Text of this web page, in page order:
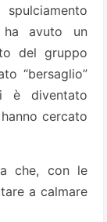
ha avuto un
del gruppo
“bersaglio”
è diventato
cercato
che, con le
a calmare